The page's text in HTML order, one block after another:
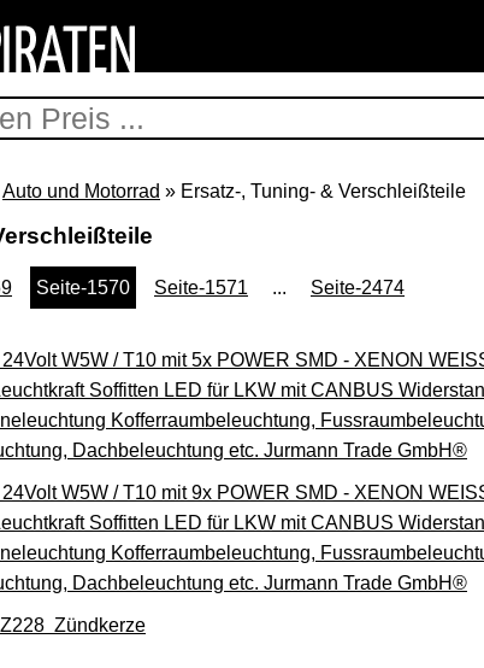
Auto und Motorrad » Ersatz-, Tuning- & Verschleißteile
Seite-1570 Seite-1571 ... Seite-2474
W5W / T10 mit 5x POWER SMD - XENON
Soffitten LED für LKW mit CANBUS
Kofferraumbeleuchtung,
Dachbeleuchtung etc. Jurmann Trade GmbH®
W5W / T10 mit 9x POWER SMD - XENON
Soffitten LED für LKW mit CANBUS
Kofferraumbeleuchtung,
Dachbeleuchtung etc. Jurmann Trade GmbH®
Zündkerze